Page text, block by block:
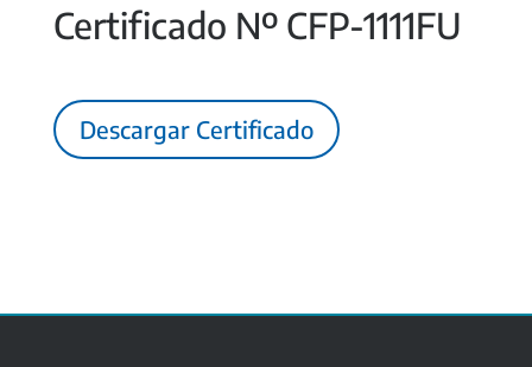
Certificado Nº CFP-1111FU
Descargar Certificado